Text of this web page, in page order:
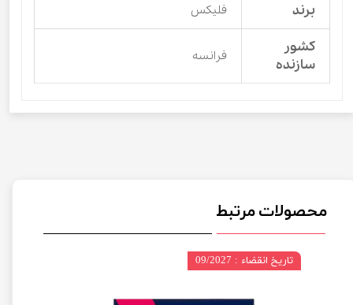
برند فلیکس
کشور
سازنده
فرانسه
محصولات مرتبط
تاریخ انقضاء : 09/2027